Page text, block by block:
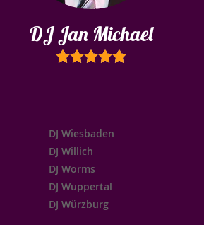
DJ Jan Michael
DJ Wiesbaden
DJ Willich
DJ Worms
DJ Wuppertal
DJ Würzburg